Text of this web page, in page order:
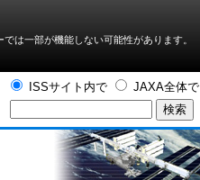
は⼀部が機能しない可能性があります。
ISSサイト内で JAXA全体で